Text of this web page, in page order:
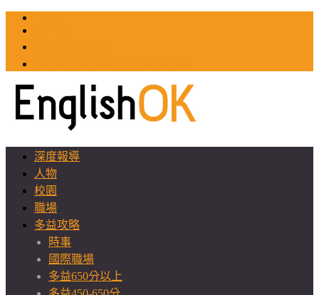
深度報導
人物
校園
職場
多益攻略
時事
國際職場
多益650分以上